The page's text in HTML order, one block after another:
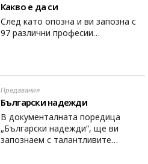
Какво е да си
След като опозна и ви запозна с
97 различни професии…
Предавания
Български надежди
В документалната поредица
„Български надежди“, ще ви
запознаем с талантливите…